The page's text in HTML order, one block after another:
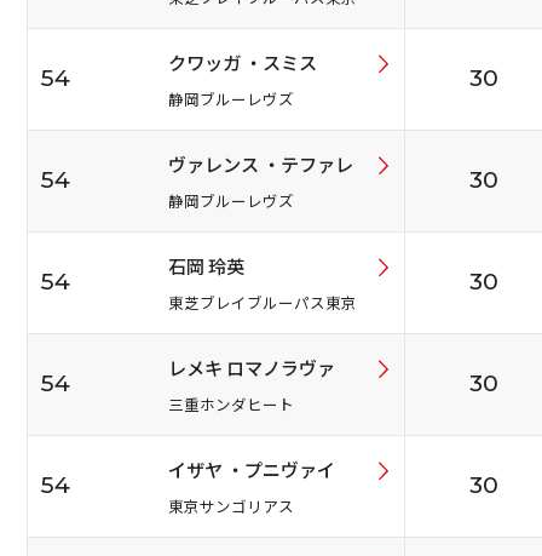
54
クワッガ ・スミス
静岡ブルーレヴズ
30
54
ヴァレンス ・テファレ
静岡ブルーレヴズ
30
54
石岡 玲英
東芝ブレイブルーパス東京
30
54
レメキ ロマノラヴァ
三重ホンダヒート
30
54
イザヤ ・プニヴァイ
東京サンゴリアス
30